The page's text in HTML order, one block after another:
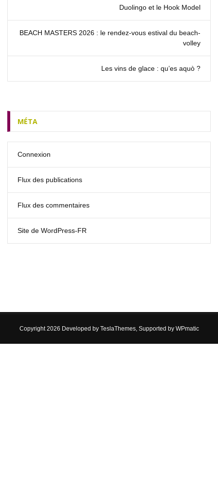
Duolingo et le Hook Model
BEACH MASTERS 2026 : le rendez‑vous estival du beach-
volley
Les vins de glace : qu’es aquò ?
MÉTA
Connexion
Flux des publications
Flux des commentaires
Site de WordPress-FR
Copyright 2026 Developed by TeslaThemes, Supported by WPmatic